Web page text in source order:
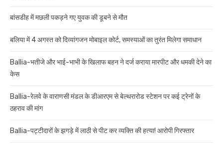
बांसडीह में मछली पकड़ने गए युवक की डूबने से मौत
बलिया में 4 अगस्त को दिव्यांगजन मोबाइल कोर्ट, समस्याओं का तुरंत मिलेगा समाधान
Ballia-भतीजे और भाई-भाभी के खिलाफ बहन ने दर्ज कराया मारपीट और धमकी देने का
केस
Ballia-रेलवे के वाराणसी मंडल के डीआरएम से बेल्थरारोड स्टेशन पर कई ट्रेनों के
ठहराव की मांग
Ballia-पट्टीदारों के झगड़े में लाठी से पीट कर व्यक्ति की हत्या! आरोपी गिरफ्तार